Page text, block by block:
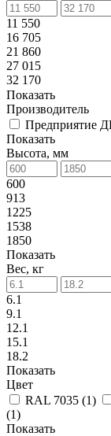
11 550
16 705
21 860
27 015
32 170
Показать
Производитель
Предприятие
Показать
Высота, мм
600
913
1225
1538
1850
Показать
Вес, кг
6.1
9.1
12.1
15.1
18.2
Показать
Цвет
RAL 7035 (1)
(1)
Показать